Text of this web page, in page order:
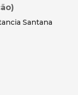
Santana